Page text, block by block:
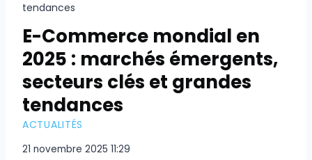
tendances
E-Commerce mondial en
2025 : marchés émergents,
secteurs clés et grandes
tendances
ACTUALITÉS
21 novembre 2025 11:29